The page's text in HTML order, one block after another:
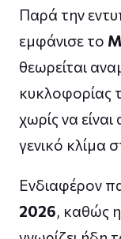
Παρά την
εμφάνισε το
θεωρείται
κυκλοφορίας
χωρίς να
γενικό κλίμα
Ενδιαφέρον
2026, καθώς